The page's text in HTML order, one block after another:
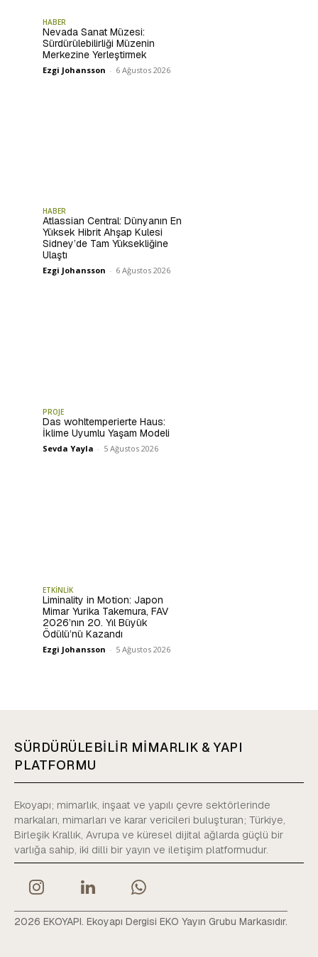
HABER
Nevada Sanat Müzesi:
Sürdürülebilirliği Müzenin
Merkezine Yerleştirmek
Ezgi Johansson - 6 Ağustos 2026
HABER
Atlassian Central: Dünyanın En
Yüksek Hibrit Ahşap Kulesi
Sidney’de Tam Yüksekliğine
Ulaştı
Ezgi Johansson - 6 Ağustos 2026
PROJE
Das wohltemperierte Haus:
İklime Uyumlu Yaşam Modeli
Sevda Yayla - 5 Ağustos 2026
ETKİNLİK
Liminality in Motion: Japon
Mimar Yurika Takemura, FAV
2026’nın 20. Yıl Büyük
Ödülü’nü Kazandı
Ezgi Johansson - 5 Ağustos 2026
SÜRDÜRÜLEBİLİR MİMARLIK & YAPI
PLATFORMU
Ekoyapı; mimarlık, inşaat ve yapılı çevre sektörlerinde
markaları, mimarları ve karar vericileri buluşturan; Türkiye,
Birleşik Krallık, Avrupa ve küresel dijital ağlarda güçlü bir
varlığa sahip, iki dilli bir yayın ve iletişim platformudur.
2026 EKOYAPI. Ekoyapı Dergisi EKO Yayın Grubu Markasıdır.